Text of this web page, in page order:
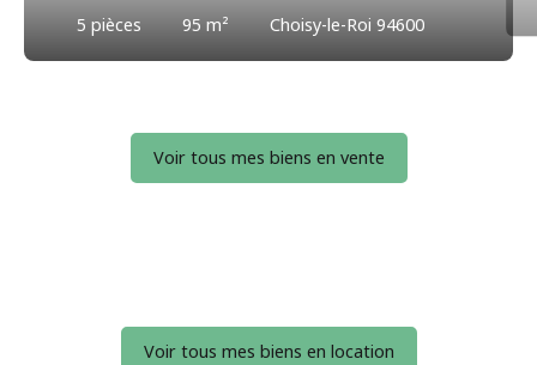
5 pièces 95 m² Choisy-le-Roi 94600
Voir tous mes biens en vente
Voir tous mes biens en location